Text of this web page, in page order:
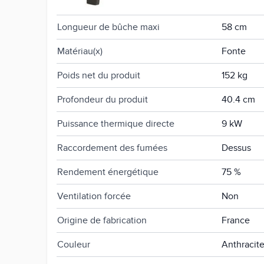
Largeur du produit
Longueur de bûche maxi 58 cm
Matériau(x) Fonte
Poids net du produit 152 kg
Profondeur du produit 40.4 cm
Puissance thermique directe 9 kW
Raccordement des fumées Dessus
Rendement énergétique 75 %
Ventilation forcée Non
Origine de fabrication France
Couleur Anthracite